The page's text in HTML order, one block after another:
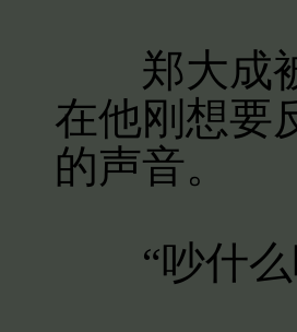
郑大成被
在他刚想要
的声音。
“吵什么